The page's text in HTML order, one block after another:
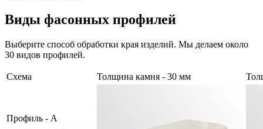
Виды фасонных профилей
Выберите способ обработки края изделий. Мы делаем около
30 видов профилей.
Схема Толщина камня - 30 мм
Профиль - A